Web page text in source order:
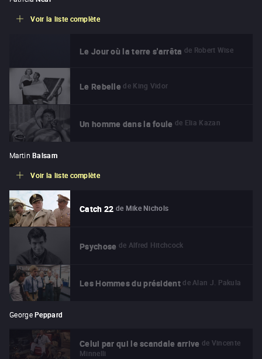
Voir la liste complète
Le Jour où la terre s'arrêta de Robert Wise
Le Rebelle de King Vidor
Un homme dans la foule de Elia Kazan
Martin Balsam
Voir la liste complète
Catch 22 de Mike Nichols
Psychose de Alfred Hitchcock
Les Hommes du président de Alan J. Pakula
George Peppard
Celui par qui le scandale arrive de Vincente
Minnelli